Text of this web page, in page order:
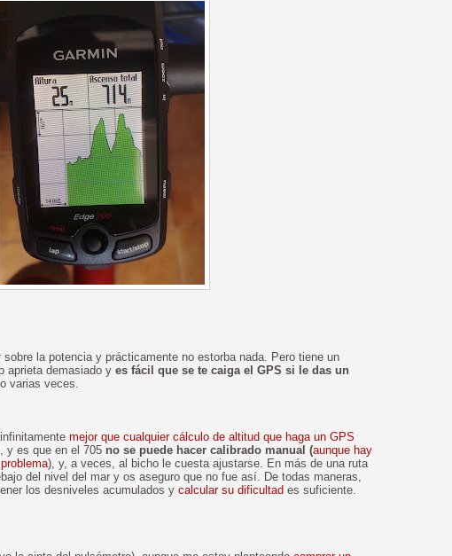
sobre la potencia y prácticamente no estorba nada. Pero tiene un
aprieta demasiado y es fácil que se te caiga el GPS si le das un
varias veces.
mejor que cualquier cálculo de altitud que haga un GPS
y es que en el 705 no se puede hacer calibrado manual (aunque hay
), y, a veces, al bicho le cuesta ajustarse. En más de una ruta
del nivel del mar y os aseguro que no fue así. De todas maneras,
los desniveles acumulados y calcular su dificultad es suficiente.